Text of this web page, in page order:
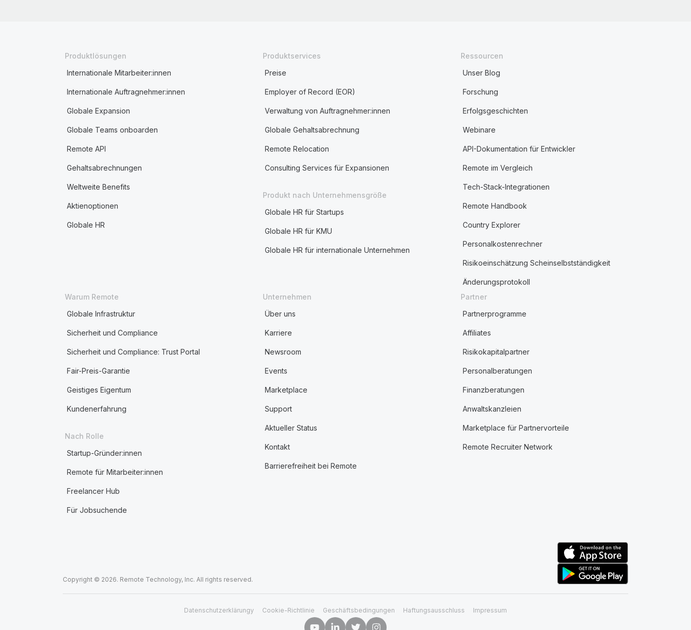
Produktlösungen
Internationale Mitarbeiter:innen
Internationale Auftragnehmer:innen
Globale Expansion
Globale Teams onboarden
Remote API
Gehaltsabrechnungen
Weltweite Benefits
Aktienoptionen
Globale HR
Produktservices
Preise
Employer of Record (EOR)
Verwaltung von Auftragnehmer:innen
Globale Gehaltsabrechnung
Remote Relocation
Consulting Services für Expansionen
Produkt nach Unternehmensgröße
Globale HR für Startups
Globale HR für KMU
Globale HR für internationale Unternehmen
Ressourcen
Unser Blog
Forschung
Erfolgsgeschichten
Webinare
API-Dokumentation für Entwickler
Remote im Vergleich
Tech-Stack-Integrationen
Remote Handbook
Country Explorer
Personalkostenrechner
Risikoeinschätzung Scheinselbstständigkeit
Änderungsprotokoll
Warum Remote
Globale Infrastruktur
Sicherheit und Compliance
Sicherheit und Compliance: Trust Portal
Fair-Preis-Garantie
Geistiges Eigentum
Kundenerfahrung
Nach Rolle
Startup-Gründer:innen
Remote für Mitarbeiter:innen
Freelancer Hub
Für Jobsuchende
Unternehmen
Über uns
Karriere
Newsroom
Events
Marketplace
Support
Aktueller Status
Kontakt
Barrierefreiheit bei Remote
Partner
Partnerprogramme
Affiliates
Risikokapitalpartner
Personalberatungen
Finanzberatungen
Anwaltskanzleien
Marketplace für Partnervorteile
Remote Recruiter Network
Copyright © 2026. Remote Technology, Inc. All rights reserved.
Datenschutzerklärungy Cookie-Richtlinie Geschäftsbedingungen Haftungsausschluss Impressum